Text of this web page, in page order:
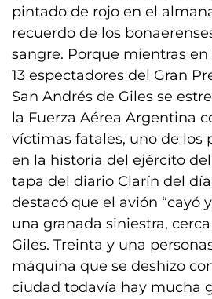
pintado de rojo en el
recuerdo de los
sangre. Porque mientras
13 espectadores del Gran
San Andrés de Giles se
la Fuerza Aérea Argentina
víctimas fatales, uno de los
en la historia del ejército
tapa del diario Clarín del
destacó que el avión “cayó
una granada siniestra,
Giles. Treinta y una
máquina que se deshizo
ciudad todavía hay mucha